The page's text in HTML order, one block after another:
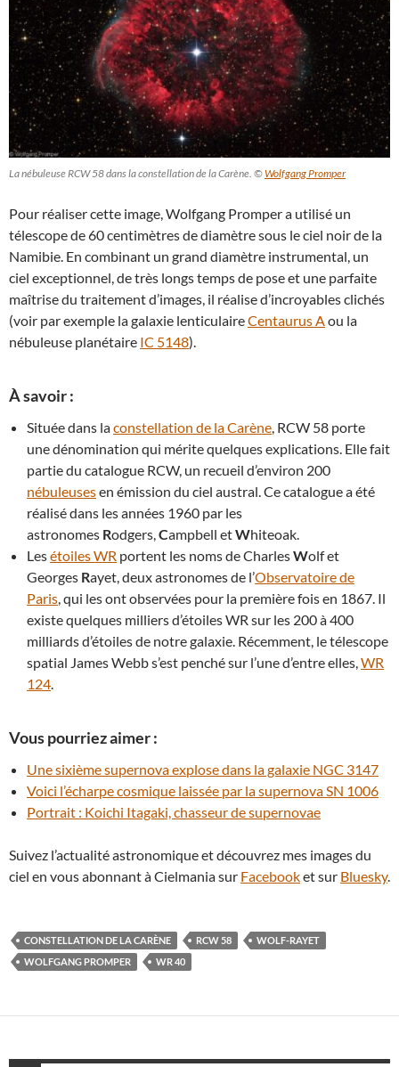
La nébuleuse RCW 58 dans la constellation de la Carène. ©Wolfgang Promper
Pour réaliser cette image, Wolfgang Promper a utilisé un
télescope de 60 centimètres de diamètre sous le ciel noir de la
Namibie. En combinant un grand diamètre instrumental, un
ciel exceptionnel, de très longs temps de pose et une parfaite
maîtrise du traitement d’images, il réalise d’incroyables clichés
(voir par exemple la galaxie lenticulaireCentaurus A ou la
nébuleuse planétaire IC 5148).
À savoir :
Située dans laconstellation de la Carène , RCW 58 porte
une dénomination qui mérite quelques explications. Elle fait
partie du catalogue RCW, un recueil d’environ 200
nébuleusesen émission du ciel austral. Ce catalogue a été
réalisé dans les années 1960 par les
astronomes Rodgers, Campbell etWhiteoak.
Lesétoiles WR portent les noms de CharlesWolf et
Georges Rayet, deux astronomes de l’Observatoire de
Paris , qui les ont observées pour la première fois en 1867. Il
existe quelques milliers d’étoiles WR sur les 200 à 400
milliards d’étoiles de notre galaxie. Récemment, le télescope
spatial James Webb s’est penché sur l’une d’entre elles, WR
124
Vous pourriez aimer :
Une sixième supernova explose dans la galaxie NGC 3147
Voici l’écharpe cosmique laissée par la supernova SN 1006
Portrait : Koichi Itagaki, chasseur de supernovae
Suivez l’actualité astronomique et découvrez mes images du
ciel en vous abonnant à Cielmania sur Facebooket sur Bluesky.
CONSTELLATION DE LA CARÈNE RCW 58
WOLF-RAYET
WOLFGANG PROMPER
WR 40